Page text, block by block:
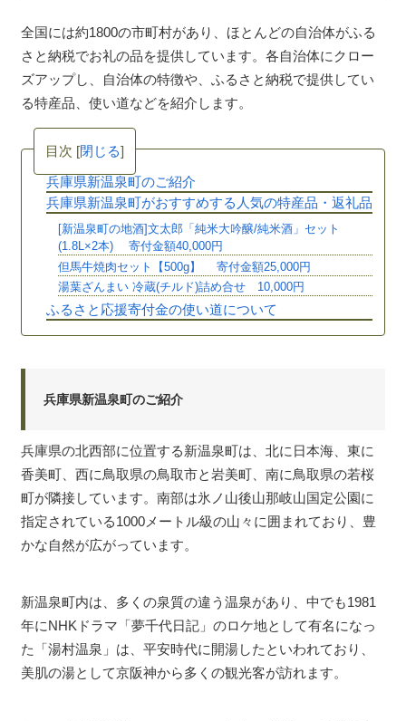
全国には約1800の市町村があり、ほとんどの自治体がふる
さと納税でお礼の品を提供しています。各自治体にクロー
ズアップし、自治体の特徴や、ふるさと納税で提供してい
る特産品、使い道などを紹介します。
目次 [閉じる]
兵庫県新温泉町のご紹介
兵庫県新温泉町がおすすめする人気の特産品・返礼品
[新温泉町の地酒]文太郎「純米大吟醸/純米酒」セット
(1.8L×2本) 寄付金額40,000円
但馬牛焼肉セット【500g】 寄付金額25,000円
湯葉ざんまい 冷蔵(チルド)詰め合せ 10,000円
ふるさと応援寄付金の使い道について
兵庫県新温泉町のご紹介
兵庫県の北西部に位置する新温泉町は、北に日本海、東に
香美町、西に鳥取県の鳥取市と岩美町、南に鳥取県の若桜
町が隣接しています。南部は氷ノ山後山那岐山国定公園に
指定されている1000メートル級の山々に囲まれており、豊
かな自然が広がっています。
新温泉町内は、多くの泉質の違う温泉があり、中でも1981
年にNHKドラマ「夢千代日記」のロケ地として有名になっ
た「湯村温泉」は、平安時代に開湯したといわれており、
美肌の湯として京阪神から多くの観光客が訪れます。